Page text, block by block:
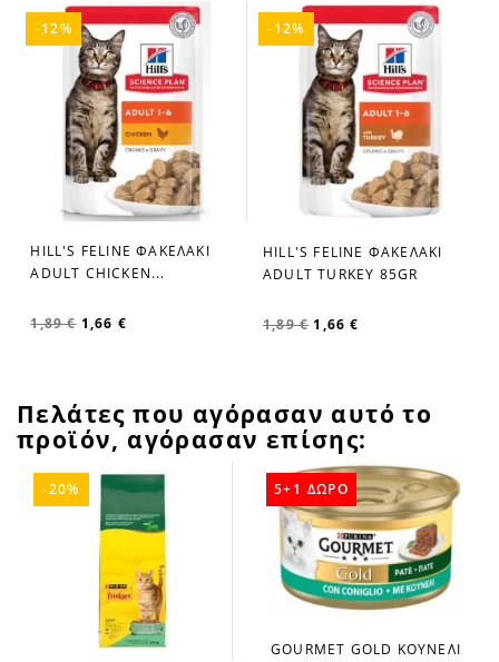
favorite_border
HILL'S FELINE ΦΑΚΕΛΑΚΙ
ADULT CHICKEN...
1,89 € 1,66 €
-12%
favorite_border
HILL'S FELINE ΦΑΚΕΛΑΚΙ
ADULT TURKEY 85GR
1,89 € 1,66 €
-12%
Πελάτες που αγόρασαν αυτό το
προϊόν, αγόρασαν επίσης:
-20%
GOURMET GOLD ΚΟΥΝΕΛΙ
5+1 ΔΩΡΟ